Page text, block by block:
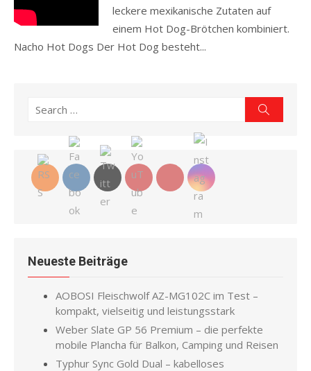
leckere mexikanische Zutaten auf
einem Hot Dog-Brötchen kombiniert.
Nacho Hot Dogs Der Hot Dog besteht...
Search
Neueste Beiträge
AOBOSI Fleischwolf AZ-MG102C im Test –
kompakt, vielseitig und leistungsstark
Weber Slate GP 56 Premium – die perfekte
mobile Plancha für Balkon, Camping und Reisen
Typhur Sync Gold Dual – kabelloses